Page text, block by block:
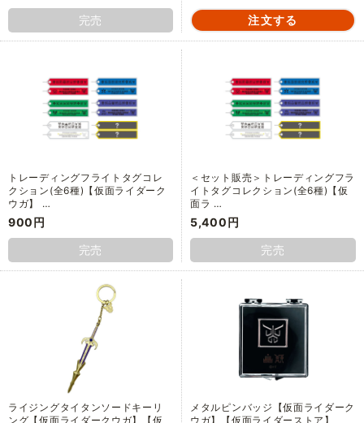
完売
トレーディングフライトタグコレ
クション(全6種)【仮面ライダーク
ウガ】 …
900円
完売
＜セット販売＞トレーディングフラ
イトタグコレクション(全6種)【仮
面ラ …
5,400円
完売
ライジングタイタンソードキーリ
ング【仮面ライダークウガ】【仮
メタルピンバッジ【仮面ライダーク
ウガ】【仮面ライダーストア】